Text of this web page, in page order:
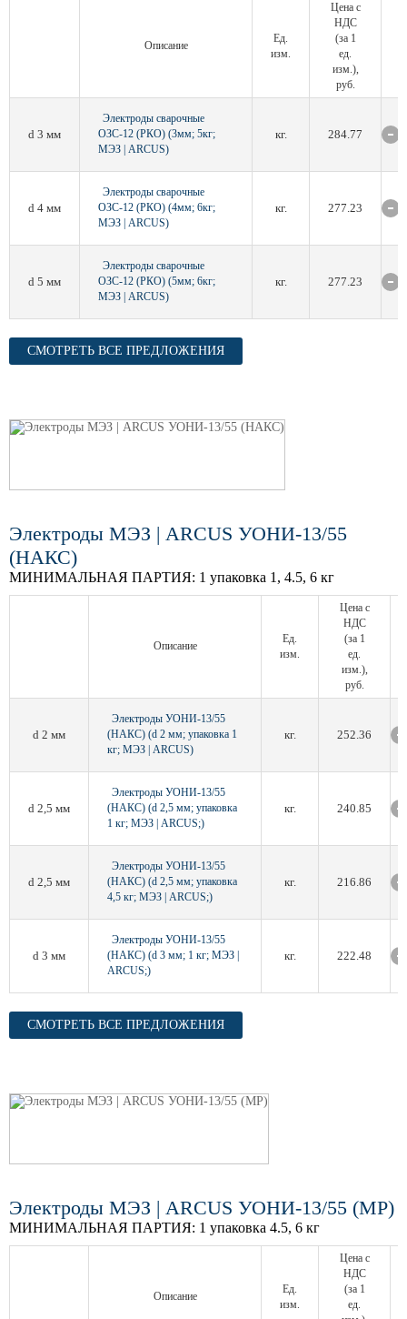
Описание
Ед.
изм.
Цена с
НДС
(за 1
ед.
изм.),
руб.
d 3 мм
Электроды сварочные
ОЗС-12 (РКО) (3мм; 5кг;
МЭЗ | ARCUS)
кг. 284.77
d 4 мм
Электроды сварочные
ОЗС-12 (РКО) (4мм; 6кг;
МЭЗ | ARCUS)
кг. 277.23
d 5 мм
Электроды сварочные
ОЗС-12 (РКО) (5мм; 6кг;
МЭЗ | ARCUS)
кг. 277.23
СМОТРЕТЬ ВСЕ ПРЕДЛОЖЕНИЯ
Электроды МЭЗ | ARCUS УОНИ-13/55
(НАКС)
МИНИМАЛЬНАЯ ПАРТИЯ: 1 упаковка 1, 4.5, 6 кг
Описание
Ед.
изм.
Цена с
НДС
(за 1
ед.
изм.),
руб.
d 2 мм
Электроды УОНИ-13/55
(НАКС) (d 2 мм; упаковка 1
кг; МЭЗ | ARCUS)
кг. 252.36
d 2,5 мм
Электроды УОНИ-13/55
(НАКС) (d 2,5 мм; упаковка
1 кг; МЭЗ | ARCUS;)
кг. 240.85
d 2,5 мм
Электроды УОНИ-13/55
(НАКС) (d 2,5 мм; упаковка
4,5 кг; МЭЗ | ARCUS;)
кг. 216.86
d 3 мм
Электроды УОНИ-13/55
(НАКС) (d 3 мм; 1 кг; МЭЗ |
ARCUS;)
кг. 222.48
СМОТРЕТЬ ВСЕ ПРЕДЛОЖЕНИЯ
Электроды МЭЗ | ARCUS УОНИ-13/55 (МР)
МИНИМАЛЬНАЯ ПАРТИЯ: 1 упаковка 4.5, 6 кг
Описание
Ед.
изм.
Цена с
НДС
(за 1
ед.